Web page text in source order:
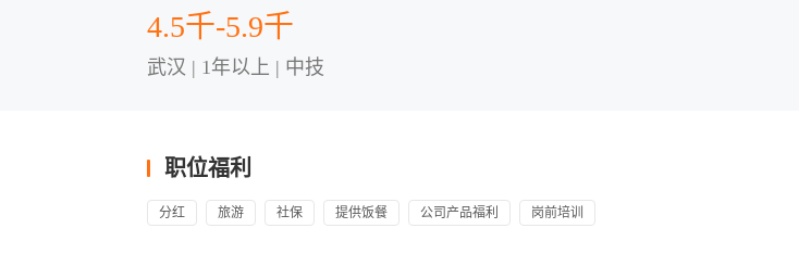
4.5千-5.9千
武汉 | 1年以上 | 中技
职位福利
分红 旅游 社保 提供饭餐 公司产品福利 岗前培训